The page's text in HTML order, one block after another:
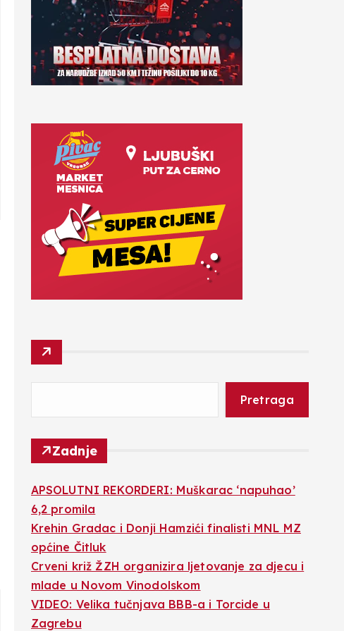
Pretraga
Zadnje
APSOLUTNI REKORDERI: Muškarac ‘napuhao’
6,2 promila
Krehin Gradac i Donji Hamzići finalisti MNL MZ
općine Čitluk
Crveni križ ŽZH organizira ljetovanje za djecu i
mlade u Novom Vinodolskom
VIDEO: Velika tučnjava BBB-a i Torcide u
Zagrebu